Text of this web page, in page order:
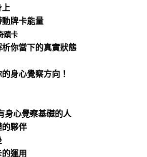
牌卡能量
蹟卡
你當下的真實狀態
身心覺察方向！
身心覺察基礎的人
夥伴
運用